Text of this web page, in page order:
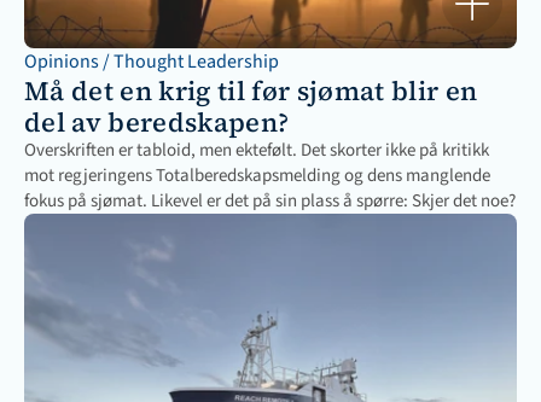
Opinions / Thought Leadership
Må det en krig til før sjømat blir en
del av beredskapen?
Overskriften er tabloid, men ektefølt. Det skorter ikke på kritikk
mot regjeringens Totalberedskapsmelding og dens manglende
fokus på sjømat. Likevel er det på sin plass å spørre: Skjer det noe?